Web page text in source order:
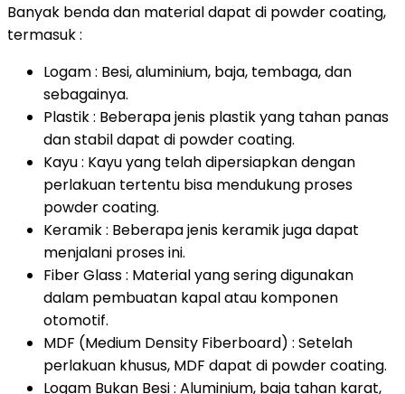
Banyak benda dan material dapat di powder coating,
termasuk :
Logam : Besi, aluminium, baja, tembaga, dan
sebagainya.
Plastik : Beberapa jenis plastik yang tahan panas
dan stabil dapat di powder coating.
Kayu : Kayu yang telah dipersiapkan dengan
perlakuan tertentu bisa mendukung proses
powder coating.
Keramik : Beberapa jenis keramik juga dapat
menjalani proses ini.
Fiber Glass : Material yang sering digunakan
dalam pembuatan kapal atau komponen
otomotif.
MDF (Medium Density Fiberboard) : Setelah
perlakuan khusus, MDF dapat di powder coating.
Logam Bukan Besi : Aluminium, baja tahan karat,